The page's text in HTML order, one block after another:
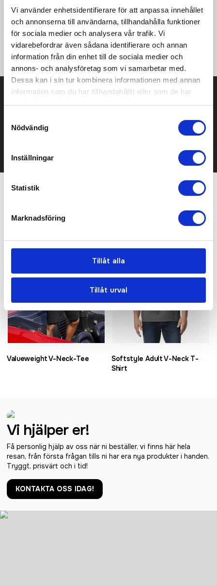
Vi använder enhetsidentifierare för att anpassa innehållet
och annonserna till användarna, tillhandahålla funktioner
för sociala medier och analysera vår trafik. Vi
vidarebefordrar även sådana identifierare och annan
information från din enhet till de sociala medier och
annons- och analysföretag som vi samarbetar med.
Dessa kan i sin tur kombinera informationen med annan
information som du har tillhandahållit eller som de har
samlat in när du har använt deras tjänster.
Nödvändig
Inställningar
Statistik
Marknadsföring
Tillåt alla
Tillåt urval
·145 g/m² ·100% cotton, pre-shrunk, ring-spun (investing in
Better Cotton) ·Classic modern fit #allpurpose ·Side-seamed
#fit ·Modern V-shape #greatlook ·Back necktape for a clean
finish #comfort
Prisuppgift på mailen?
Det går också utmärkt att bara ställa frågor!
Valueweight V-Neck-Tee
Softstyle Adult V-Neck T-
Shirt
Vi hjälper er!
Få personlig hjälp av oss när ni beställer, vi finns här hela
resan, från första frågan tills ni har era nya produkter i handen.
Tryggt, prisvärt och i tid!
KONTAKTA OSS IDAG!